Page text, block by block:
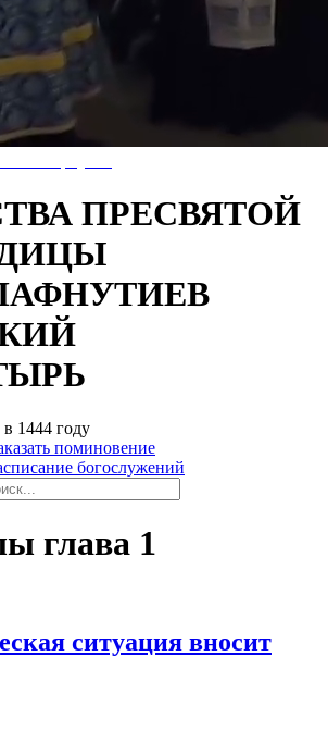
ПРЕСВЯТОЙ
1444 году
поминовение
богослужений
глава 1
ситуация вносит